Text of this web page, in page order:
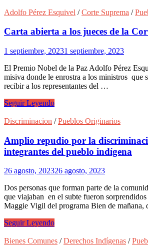
“Nuestros
nos
un
territorio
limpio
y
tenemos
protegerlo”
Adolfo Pérez Esquivel /Corte Suprema /
Carta abierta a los jueces de la
1 septiembre, 20231 septiembre, 2023
El Premio Nobel de la Paz Adolfo Pérez
misiva donde le enrostra a los ministros que
recibir a los representantes del …
Carta
a
jueces
de
la
Suprema
Seguir Leyendo
Discriminacion /Pueblos Originarios
Amplio repudio por la
integrantes del pueblo indígena
26 agosto, 202326 agosto, 2023
Dos personas que forman parte de la
que viajaban en el subte fueron
Maggie Vigil del programa Bien de
Amplio
por
Seguir Leyendo
Bienes Comunes /Derechos Indígenas /